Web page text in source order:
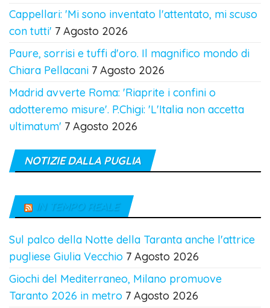
Cappellari: 'Mi sono inventato l'attentato, mi scuso
con tutti' 7 Agosto 2026
Paure, sorrisi e tuffi d'oro. Il magnifico mondo di
Chiara Pellacani 7 Agosto 2026
Madrid avverte Roma: 'Riaprite i confini o
adotteremo misure'. P.Chigi: 'L'Italia non accetta
ultimatum' 7 Agosto 2026
NOTIZIE DALLA PUGLIA
IN TEMPO REALE
Sul palco della Notte della Taranta anche l'attrice
pugliese Giulia Vecchio 7 Agosto 2026
Giochi del Mediterraneo, Milano promuove
Taranto 2026 in metro 7 Agosto 2026